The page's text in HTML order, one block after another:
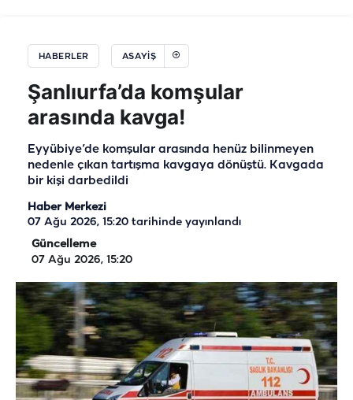
HABERLER ASAYIŞ
Şanlıurfa’da komşular
arasında kavga!
Eyyübiye’de komşular arasında henüz bilinmeyen
nedenle çıkan tartışma kavgaya dönüştü. Kavgada
bir kişi darbedildi
Haber Merkezi
07 Ağu 2026, 15:20 tarihinde yayınlandı
Güncelleme
07 Ağu 2026, 15:20